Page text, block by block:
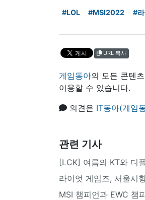
#LOL #MSI2022 #
URL 복사
게임동아의 모든 콘텐
이용할 수 있습니다.
의견은 IT동아(게임
관련 기사
[LCK] 여름의 KT와 디
라이엇 게임즈, 서울시
MSI 챔피언과 EWC 챔